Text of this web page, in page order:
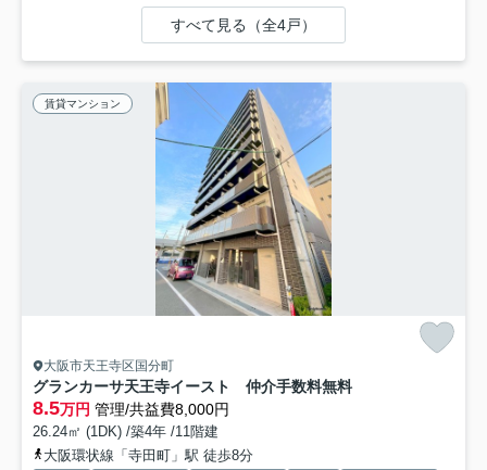
すべて見る（全4戸）
賃貸マンション
大阪市天王寺区国分町
グランカーサ天王寺イースト 仲介手数料無料
8.5万円 管理/共益費8,000円
26.24㎡ (1DK) /築4年 /11階建
大阪環状線「寺田町」駅 徒歩8分